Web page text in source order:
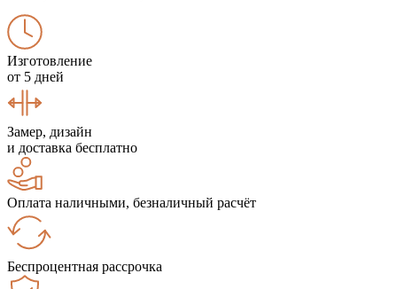
Изготовление
от 5 дней
Замер, дизайн
и доставка бесплатно
Оплата наличными, безналичный расчёт
Беспроцентная рассрочка